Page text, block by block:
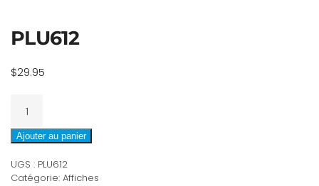
PLU612
$29.95
PLU612
Ajouter au panier
UGS : PLU612
Catégorie: Affiches